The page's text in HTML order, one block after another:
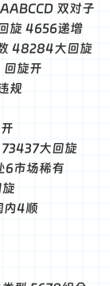
双对子
旋 4656递增
48284大回旋
旋开
规
大回旋
市场稀有
4顺